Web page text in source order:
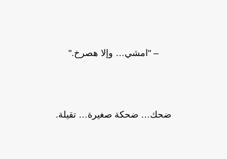
– "امشي… وإلا هصرخ."
ضحك… ضحكة صغيرة… تقيلة.